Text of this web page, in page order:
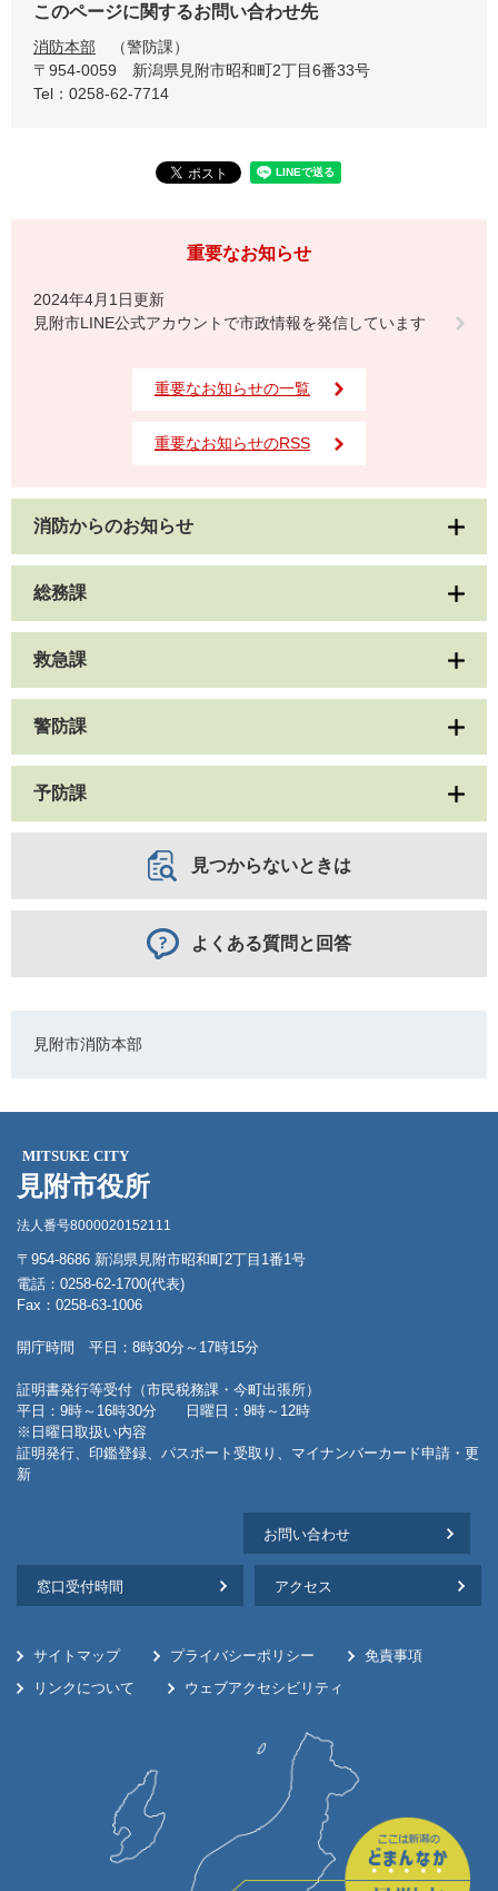
このページに関するお問い合わせ先
消防本部
警防課
〒954-0059
新潟県見附市昭和町2丁目6番33号
Tel：0258-62-7714
重要なお知らせ
2024年4月1日更新
見附市LINE公式アカウントで市政情報を発信しています
重要なお知らせの一覧
重要なお知らせのRSS
消防からのお知らせ
総務課
救急課
警防課
予防課
見つからないときは
よくある質問と回答
見附市消防本部
MITSUKE CITY
見附市役所
法人番号8000020152111
〒954-8686 新潟県見附市昭和町2丁目1番1号
電話：0258-62-1700(代表)
Fax：0258-63-1006
開庁時間 平日：8時30分～17時15分
証明書発行等受付（市民税務課・今町出張所）
平日：9時～16時30分 日曜日：9時～12時
※日曜日取扱い内容
証明発行、印鑑登録、パスポート受取り、マイナンバーカード申請・更
新
お問い合わせ
窓口受付時間 アクセス
サイトマップ プライバシーポリシー
免責事項
リンクについて
ウェブアクセシビリティ